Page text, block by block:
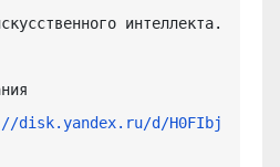
интеллекта.
disk.yandex.ru/d/H0FIbj